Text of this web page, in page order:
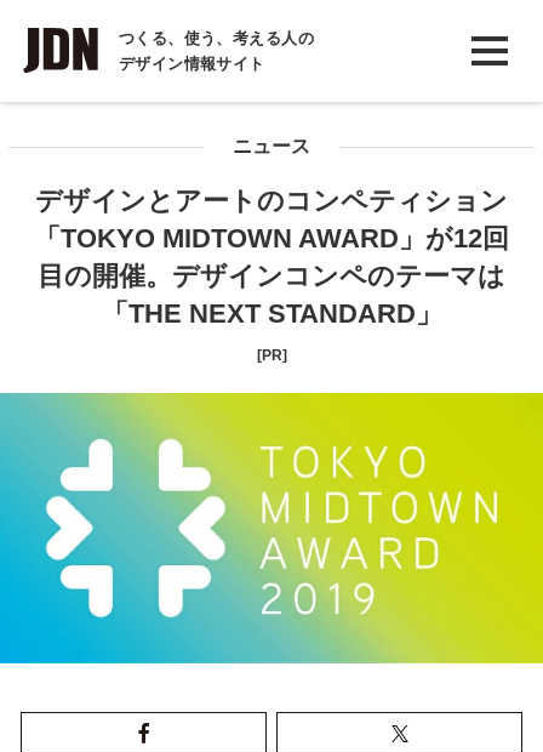
つくる、使う、考える人の
デザイン情報サイト
INTERVIEW
インタビュー
COLUMN
コラム
ニュース
デザインとアートのコンペティション
「TOKYO MIDTOWN AWARD」が12回
目の開催。デザインコンペのテーマは
「THE NEXT STANDARD」
[PR]